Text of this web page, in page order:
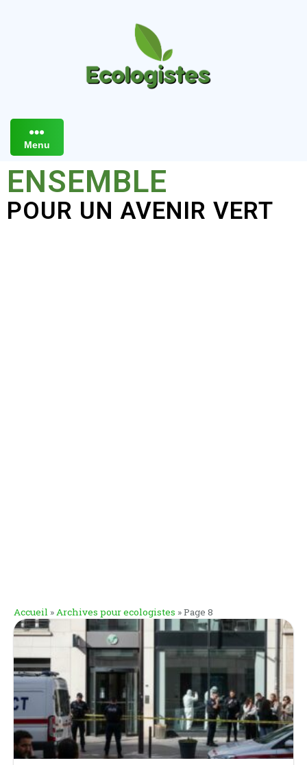
Menu
ENSEMBLE
POUR UN AVENIR VERT
Accueil »Archives pour ecologistes »Page 8